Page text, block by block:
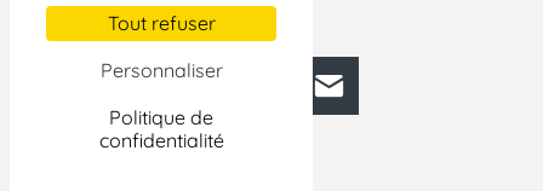
Tout refuser
Personnaliser
Politique de
confidentialité
Facebook
BlueskyMastodonLinkedIn